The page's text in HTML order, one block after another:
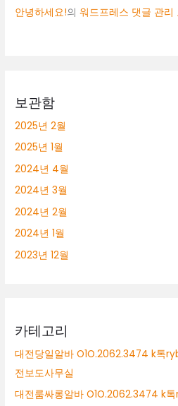
안녕하세요!의워드프레스 댓글 관리
보관함
2025년 2월
2025년 1월
2024년 4월
2024년 3월
2024년 2월
2024년 1월
2023년 12월
카테고리
대전당일알바 O1O.2062.3474 k톡
전보도사무실
대전룸싸롱알바 O1O.2062.3474 k